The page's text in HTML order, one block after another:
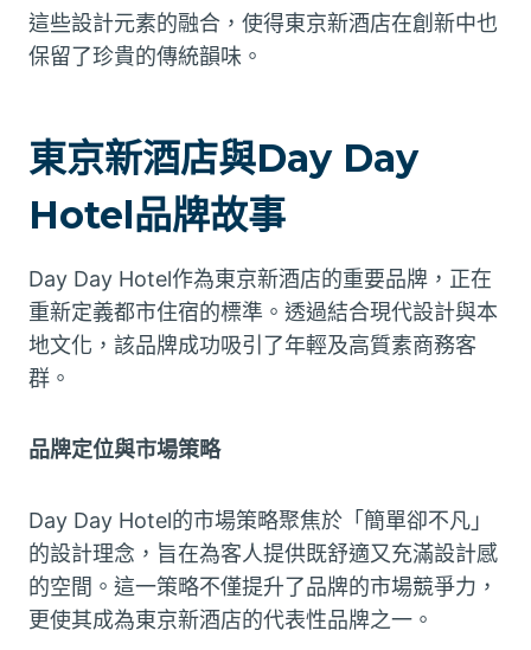
這些設計元素的融合，使得東京新酒店在創新中也
保留了珍貴的傳統韻味。
東京新酒店與Day Day
Hotel品牌故事
Day Day Hotel作為東京新酒店的重要品牌，正在
重新定義都市住宿的標準。透過結合現代設計與本
地文化，該品牌成功吸引了年輕及高質素商務客
群。
品牌定位與市場策略
Day Day Hotel的市場策略聚焦於「簡單卻不凡」
的設計理念，旨在為客人提供既舒適又充滿設計感
的空間。這一策略不僅提升了品牌的市場競爭力，
更使其成為東京新酒店的代表性品牌之一。